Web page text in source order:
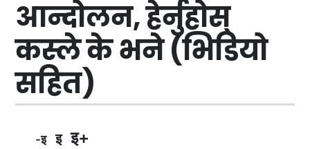
आन्दोलन, हेर्नुहोस्
कस्ले के भने (भिडियो
सहित)
-इ इ इ+